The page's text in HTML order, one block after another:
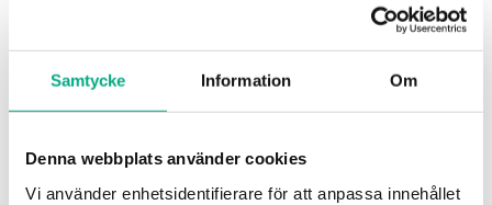
Samtycke Information Om
Denna webbplats använder cookies
Vi använder enhetsidentifierare för att anpassa innehållet
Diskriminering
Förhandling
Kollektivavtal
Rehabilitering
Semester